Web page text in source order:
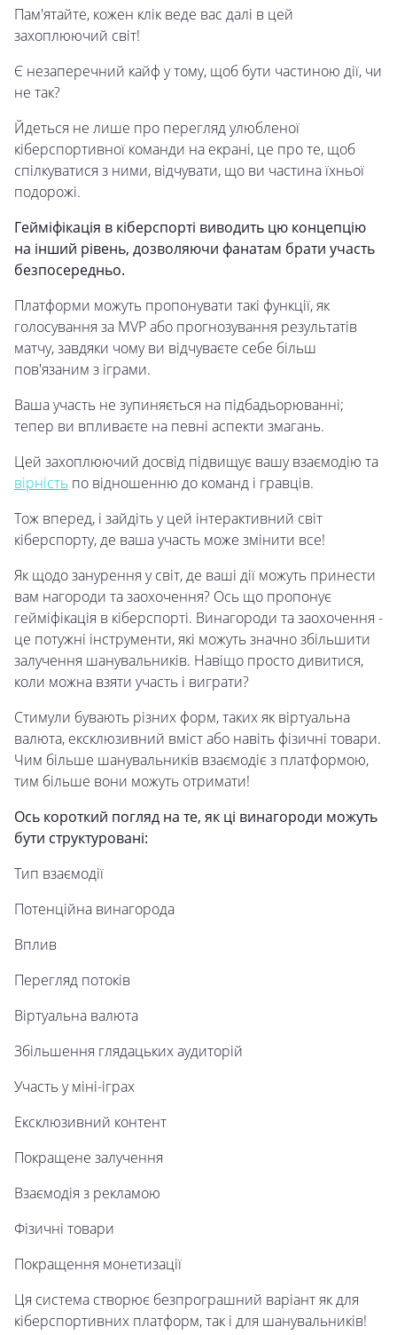
Пам'ятайте, кожен клік веде вас далі в цей
захоплюючий світ!
Є незаперечний кайф у тому, щоб бути частиною дії, чи
не так?
Йдеться не лише про перегляд улюбленої
кіберспортивної команди на екрані, це про те, щоб
спілкуватися з ними, відчувати, що ви частина їхньої
подорожі.
Гейміфікація в кіберспорті виводить цю концепцію
на інший рівень, дозволяючи фанатам брати участь
безпосередньо.
Платформи можуть пропонувати такі функції, як
голосування за MVP або прогнозування результатів
матчу, завдяки чому ви відчуваєте себе більш
пов'язаним з іграми.
Ваша участь не зупиняється на підбадьорюванні;
тепер ви впливаєте на певні аспекти змагань.
Цей захоплюючий досвід підвищує вашу взаємодію та
вірність по відношенню до команд і гравців.
Тож вперед, і зайдіть у цей інтерактивний світ
кіберспорту, де ваша участь може змінити все!
Як щодо занурення у світ, де ваші дії можуть принести
вам нагороди та заохочення? Ось що пропонує
гейміфікація в кіберспорті. Винагороди та заохочення -
це потужні інструменти, які можуть значно збільшити
залучення шанувальників. Навіщо просто дивитися,
коли можна взяти участь і виграти?
Стимули бувають різних форм, таких як віртуальна
валюта, ексклюзивний вміст або навіть фізичні товари.
Чим більше шанувальників взаємодіє з платформою,
тим більше вони можуть отримати!
Ось короткий погляд на те, як ці винагороди можуть
бути структуровані:
Тип взаємодії
Потенційна винагорода
Вплив
Перегляд потоків
Віртуальна валюта
Збільшення глядацьких аудиторій
Участь у міні-іграх
Ексклюзивний контент
Покращене залучення
Взаємодія з рекламою
Фізичні товари
Покращення монетизації
Ця система створює безпрограшний варіант як для
кіберспортивних платформ, так і для шанувальників!